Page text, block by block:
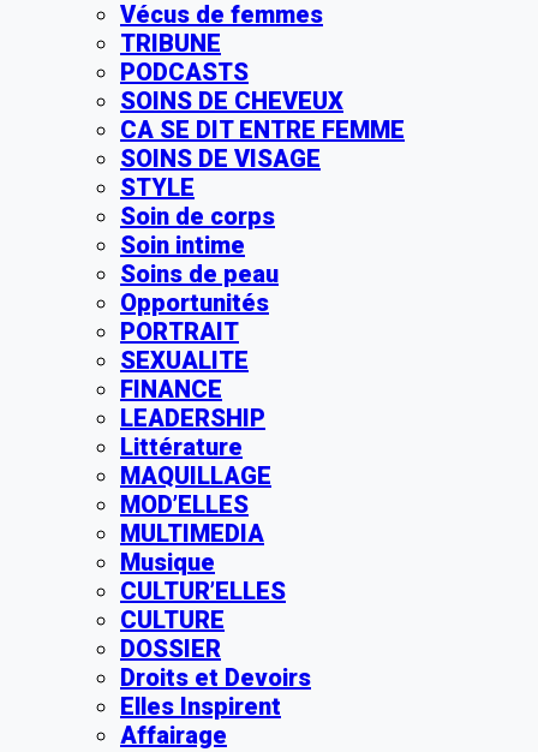
Vécus de femmes
TRIBUNE
PODCASTS
SOINS DE CHEVEUX
CA SE DIT ENTRE FEMME
SOINS DE VISAGE
STYLE
Soin de corps
Soin intime
Soins de peau
Opportunités
PORTRAIT
SEXUALITE
FINANCE
LEADERSHIP
Littérature
MAQUILLAGE
MOD’ELLES
MULTIMEDIA
Musique
CULTUR’ELLES
CULTURE
DOSSIER
Droits et Devoirs
Elles Inspirent
Affairage